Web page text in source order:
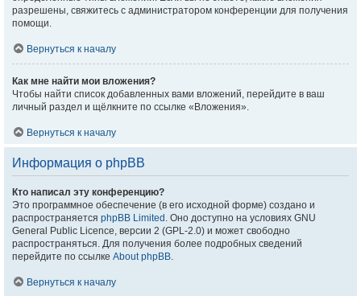
разрешены, свяжитесь с администратором конференции для получения
помощи.
Вернуться к началу
Как мне найти мои вложения?
Чтобы найти список добавленных вами вложений, перейдите в ваш
личный раздел и щёлкните по ссылке «Вложения».
Вернуться к началу
Информация о phpBB
Кто написал эту конференцию?
Это программное обеспечение (в его исходной форме) создано и
распространяется phpBB Limited . Оно доступно на условиях GNU
General Public Licence, версии 2 (GPL-2.0) и может свободно
распространяться. Для получения более подробных сведений
перейдите по ссылке About phpBB.
Вернуться к началу